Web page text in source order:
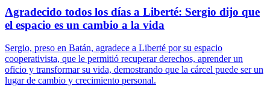
Agradecido todos los días a Liberté: Sergio dijo que
el espacio es un cambio a la vida
Sergio, preso en Batán, agradece a Liberté por su espacio
cooperativista, que le permitió recuperar derechos, aprender un
oficio y transformar su vida, demostrando que la cárcel puede ser un
lugar de cambio y crecimiento personal.